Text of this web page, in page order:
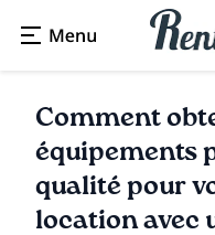
Comment
équipements
qualité pour
location avec